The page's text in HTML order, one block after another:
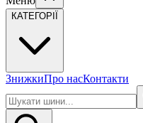
КАТЕГОРІЇ
ЗнижкиПро насКонтакти